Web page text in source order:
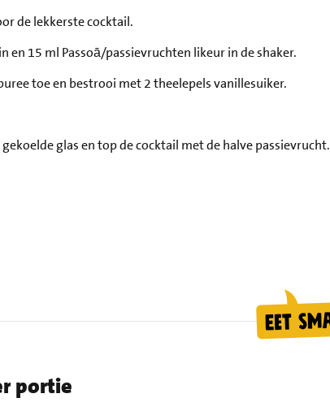
de lekkerste cocktail.
en 15 ml Passoā/passievruchten likeur in de shaker.
toe en bestrooi met 2 theelepels vanillesuiker.
glas en top de cocktail met de halve passievrucht.
portie